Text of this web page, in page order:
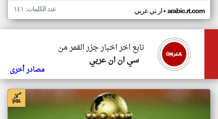
ار تي عربي• arabic.rt.com عدد الكلمات: ١٤١
تابع اخر اخبار جزر القمر من
سي ان ان عربي
مصادر أخرى